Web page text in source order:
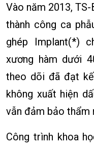
Vào năm 2013,
thành công ca
ghép Implant(*)
xương hàm dưới
theo dõi đã đạt
không xuất hiện
vẫn đảm bảo thẩm
Công trình khoa